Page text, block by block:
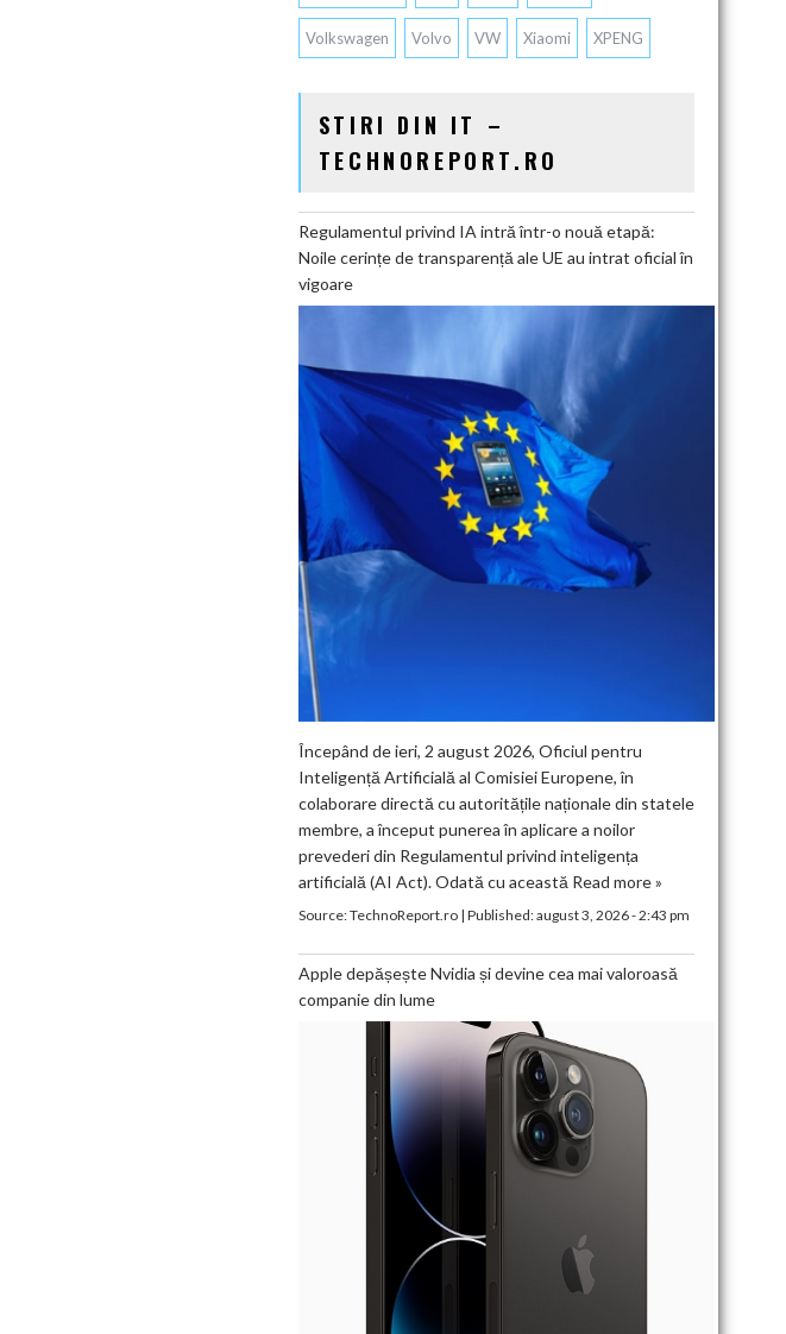
Volkswagen Volvo VW Xiaomi XPENG
STIRI DIN IT –
TECHNOREPORT.RO
Regulamentul privind IA intră într-o nouă etapă:
Noile cerințe de transparență ale UE au intrat oficial în
vigoare
Începând de ieri, 2 august 2026, Oficiul pentru
Inteligență Artificială al Comisiei Europene, în
colaborare directă cu autoritățile naționale din statele
membre, a început punerea în aplicare a noilor
prevederi din Regulamentul privind inteligența
artificială (AI Act). Odată cu această Read more »
Source:TechnoReport.ro| Published:august 3, 2026 - 2:43 pm
Apple depășește Nvidia și devine cea mai valoroasă
companie din lume